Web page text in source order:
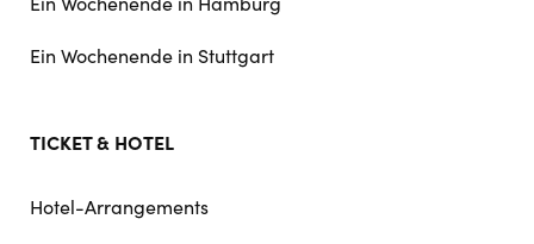
Ein Wochenende in Stuttgart
TICKET & HOTEL
Hotel-Arrangements